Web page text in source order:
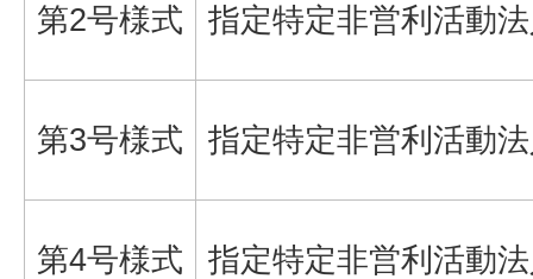
第2号様式 指定特定非営利活動
第3号様式 指定特定非営利活動
第4号様式 指定特定非営利活動